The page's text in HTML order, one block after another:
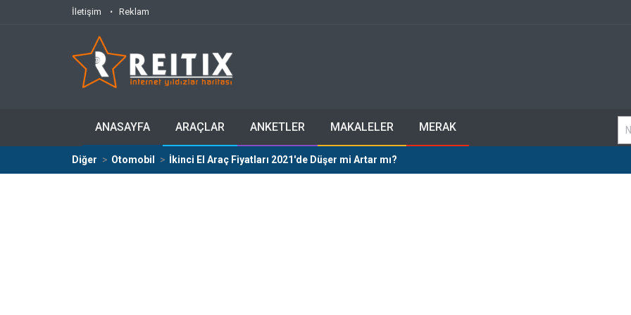
İletişim Reklam
ANASAYFA ARAÇLAR ANKETLER MAKALELER MERAK
Diğer Otomobil İkinci El Araç Fiyatları 2021'de Düşer mi Artar mı?